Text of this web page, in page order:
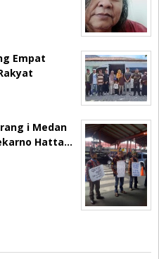
Empat
i Medan
Hatta…